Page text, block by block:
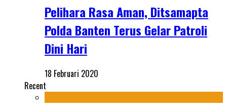
Pelihara Rasa Aman, Ditsamapta
Polda Banten Terus Gelar Patroli
Dini Hari
18 Februari 2020
Recent